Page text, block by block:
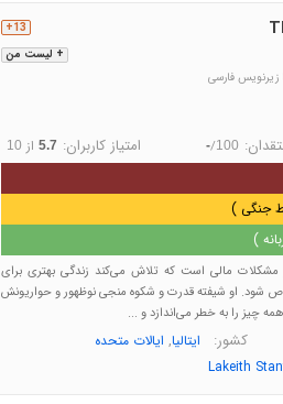
+ لیست من
13+
زیرنویس فارسی
-/100 امتیاز کاربران: 5.7 از 10
جنگی )
)
مشکلات مالی است که تلاش می‌کند زندگی بهتری برای
شود. او شیفته قدرت و شکوه منجی نوظهور و حواریونش
چیز را به خطر می‌اندازد و ...
کشور: ایتالیا, ایالات متحده
Lakeith